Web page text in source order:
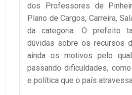
dos Professores de
Plano de Cargos, Carreira,
da categoria. O prefeito
dúvidas sobre os recursos
ainda os motivos pelo
passando dificuldades,
e política que o país